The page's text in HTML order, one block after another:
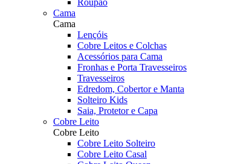
Roupão
Cama
Cama
Lençóis
Cobre Leitos e Colchas
Acessórios para Cama
Fronhas e Porta Travesseiros
Travesseiros
Edredom, Cobertor e Manta
Solteiro Kids
Saia, Protetor e Capa
Cobre Leito
Cobre Leito
Cobre Leito Solteiro
Cobre Leito Casal